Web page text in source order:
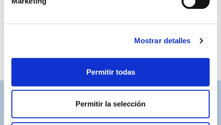
Mostrar detalles
Permitir todas
Permitir la selección
ASISTENCIA PERSONALIZADA
Contacta con nosotros para solucionar cualquier duda.